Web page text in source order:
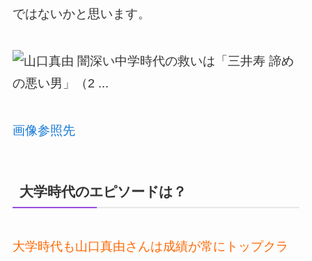
ではないかと思います。
画像参照先
大学時代のエピソードは？
大学時代も山口真由さんは成績が常にトップクラ